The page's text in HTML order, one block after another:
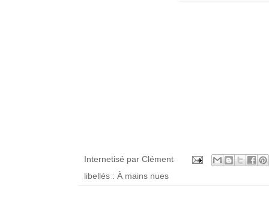
Internetisé par Clément
libellés : À mains nues